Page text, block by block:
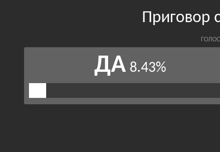
Приговор
ДА 8.43%